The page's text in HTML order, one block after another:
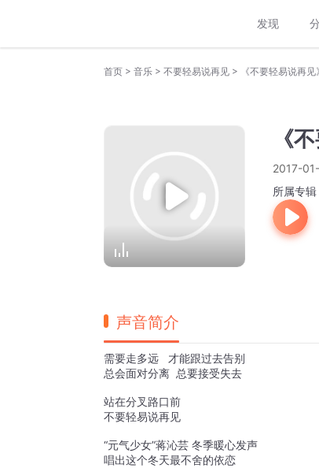
发现
首页 > 音乐 > 不要轻易说再见 > 《不要轻易说再
《
2017-
所属专辑
声音简介
需要走多远
才能跟过去告别
总会面对分离 总要接受失去
站在分叉路口前
不要轻易说再见
“元气少女”蒋沁芸 冬季暖心发声
唱出这个冬天最不舍的依恋